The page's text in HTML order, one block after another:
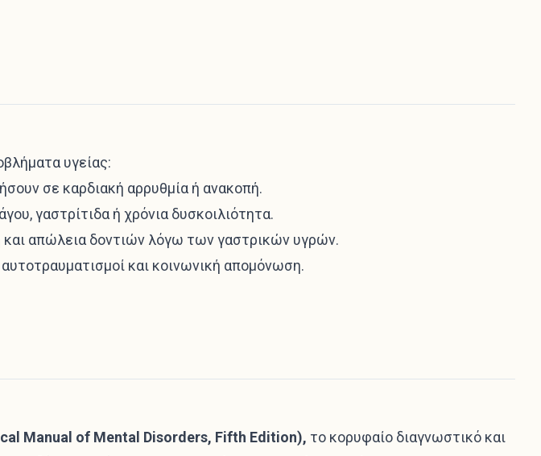
υγείας:
σε καρδιακή αρρυθμία ή ανακοπή.
γαστρίτιδα ή χρόνια δυσκοιλιότητα.
απώλεια δοντιών λόγω των γαστρικών υγρών.
και κοινωνική απομόνωση.
Manual of Mental Disorders, Fifth Edition), το κορυφαίο διαγνωστικό και